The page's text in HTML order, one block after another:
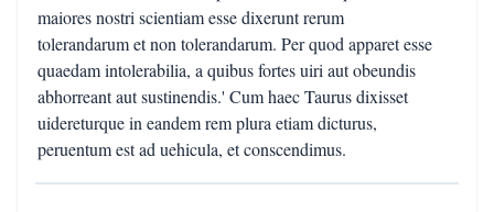
maiores nostri scientiam esse dixerunt rerum
tolerandarum et non tolerandarum. Per quod apparet esse
quaedam intolerabilia, a quibus fortes uiri aut obeundis
abhorreant aut sustinendis.' Cum haec Taurus dixisset
uidereturque in eandem rem plura etiam dicturus,
peruentum est ad uehicula, et conscendimus.